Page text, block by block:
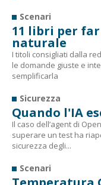
Scenari
11 libri per
naturale
I titoli consigliati dalla
le domande giuste e
semplificarla
Sicurezza
Quando l'IA
Il caso dell’agent di
superare un test ha
sicurezza degli...
Scenari